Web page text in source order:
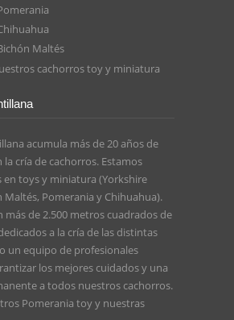
Maltés
cachorros toy y miniatura
acumula más de 20 años de
la cría de cachorros. Estamos
en toys y miniatura (Yorkshire
Maltés, Pomerania y Chihuahua).
más de 2.500 metros cuadrados de
a la cría de las distintas
un equipo de profesionales
los mejores cuidados y una
a todos nuestros cachorros.
Pomerania toyy nuestras